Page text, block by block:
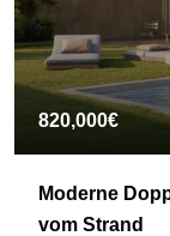
820,000€
Moderne
vom Strand